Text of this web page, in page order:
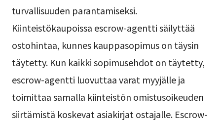
turvallisuuden parantamiseksi.
Kiinteistökaupoissa escrow-agentti säilyttää
ostohintaa, kunnes kauppasopimus on täysin
täytetty. Kun kaikki sopimusehdot on täytetty,
escrow-agentti luovuttaa varat myyjälle ja
toimittaa samalla kiinteistön omistusoikeuden
siirtämistä koskevat asiakirjat ostajalle. Escrow-